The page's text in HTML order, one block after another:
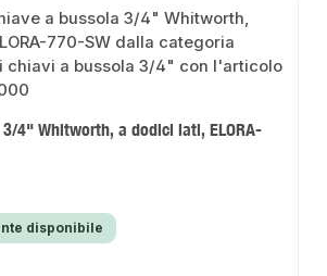
4" Whitworth, a dodici lati, ELORA-
disponibile